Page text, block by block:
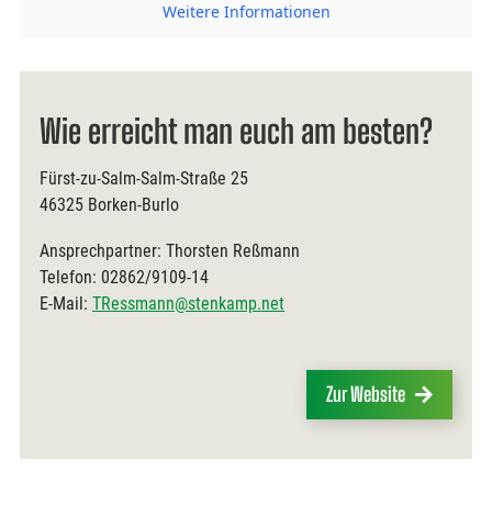
Weitere Informationen
Wie erreicht man euch am besten?
Fürst-zu-Salm-Salm-Straße 25
46325 Borken-Burlo
Ansprechpartner: Thorsten Reßmann
Telefon: 02862/9109-14
E-Mail: TRessmann@stenkamp.net
Zur Website